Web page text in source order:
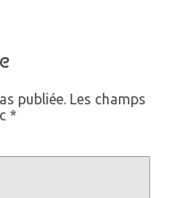
publiée. Les champs
*